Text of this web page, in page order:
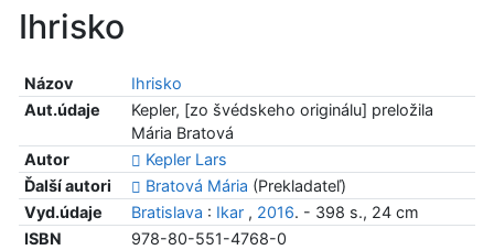
Ihrisko
Názov
Ihrisko
Aut.údaje
Kepler, [zo švédskeho originálu] preložila
Mária Bratová
Autor
Kepler Lars
Ďalší autori
Bratová Mária (Prekladateľ)
Vyd.údaje
Bratislava : Ikar, 2016. - 398 s., 24 cm
ISBN
978-80-551-4768-0